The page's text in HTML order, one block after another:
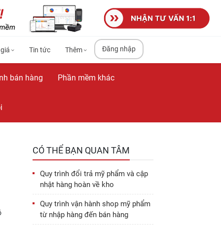
Tin tức Thêm Đăng nhập
bán hàng Phần mềm khác
CÓ THỂ BẠN QUAN TÂM
Quy trình đổi trả mỹ phẩm và cập
nhật hàng hoàn về kho
Quy trình vận hành shop mỹ phẩm
từ nhập hàng đến bán hàng